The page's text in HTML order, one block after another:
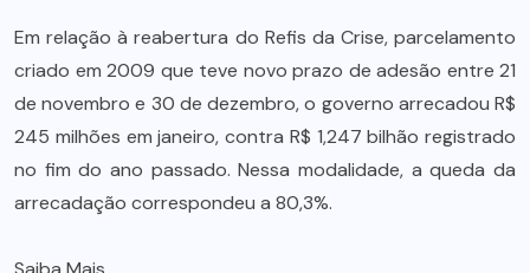
Em relação à reabertura do Refis da Crise, parcelamento
criado em 2009 que teve novo prazo de adesão entre 21
de novembro e 30 de dezembro, o governo arrecadou R$
245 milhões em janeiro, contra R$ 1,247 bilhão registrado
no fim do ano passado. Nessa modalidade, a queda da
arrecadação correspondeu a 80,3%.